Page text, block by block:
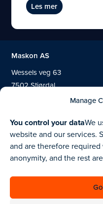
Manage
You control your dataWe
website and our services.
and are therefore
anonymity, and the rest
Les mer
Maskon AS
Wessels veg 63
7502 Stjørdal
748 03 040
Produkter